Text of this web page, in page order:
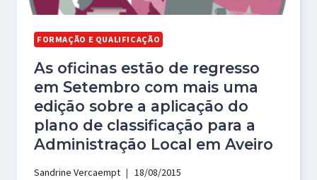
FORMAÇÃO E QUALIFICAÇÃO
As oficinas estão de regresso
em Setembro com mais uma
edição sobre a aplicação do
plano de classificação para a
Administração Local em Aveiro
Sandrine Vercaempt 18/08/2015